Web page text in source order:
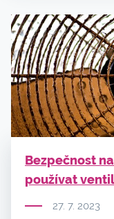
Bezpečnost
používat
27. 7. 2023